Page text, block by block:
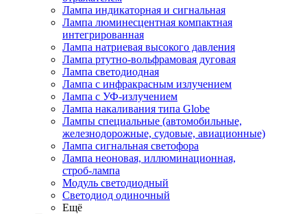
Лампа индикаторная и сигнальная
Лампа люминесцентная компактная
интегрированная
Лампа натриевая высокого давления
Лампа ртутно-вольфрамовая дуговая
Лампа светодиодная
Лампа с инфракрасным излучением
Лампа с УФ-излучением
Лампа накаливания типа Globe
Лампы специальные (автомобильные,
железнодорожные, судовые, авиационные)
Лампа сигнальная светофора
Лампа неоновая, иллюминационная,
строб-лампа
Модуль светодиодный
Светодиод одиночный
Ещё